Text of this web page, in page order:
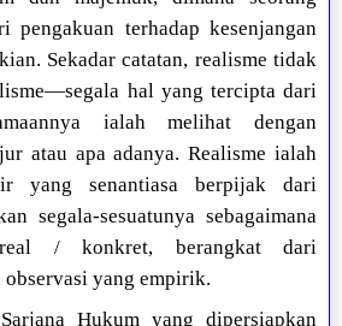
pengakuan terhadap kesenjangan
Sekadar catatan, realisme tidak
hal yang tercipta dari
ialah melihat dengan
atau apa adanya. Realisme ialah
yang senantiasa berpijak dari
segala-sesuatunya sebagaimana
/ konkret, berangkat dari
observasi yang empirik.
Hukum yang dipersiapkan